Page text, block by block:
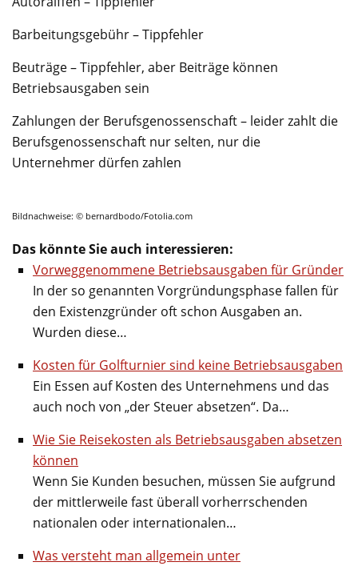
Barbeitungsgebühr – Tippfehler
Beuträge – Tippfehler, aber Beiträge können
Betriebsausgaben sein
Zahlungen der Berufsgenossenschaft – leider zahlt die
Berufsgenossenschaft nur selten, nur die
Unternehmer dürfen zahlen
Bildnachweise: © bernardbodo/Fotolia.com
Das könnte Sie auch interessieren:
Vorweggenommene Betriebsausgaben für Gründer
In der so genannten Vorgründungsphase fallen für
den Existenzgründer oft schon Ausgaben an.
Wurden diese…
Kosten für Golfturnier sind keine Betriebsausgaben
Ein Essen auf Kosten des Unternehmens und das
auch noch von „der Steuer absetzen“. Da…
Wie Sie Reisekosten als Betriebsausgaben absetzen
können
Wenn Sie Kunden besuchen, müssen Sie aufgrund
der mittlerweile fast überall vorherrschenden
nationalen oder internationalen…
Was versteht man allgemein unter